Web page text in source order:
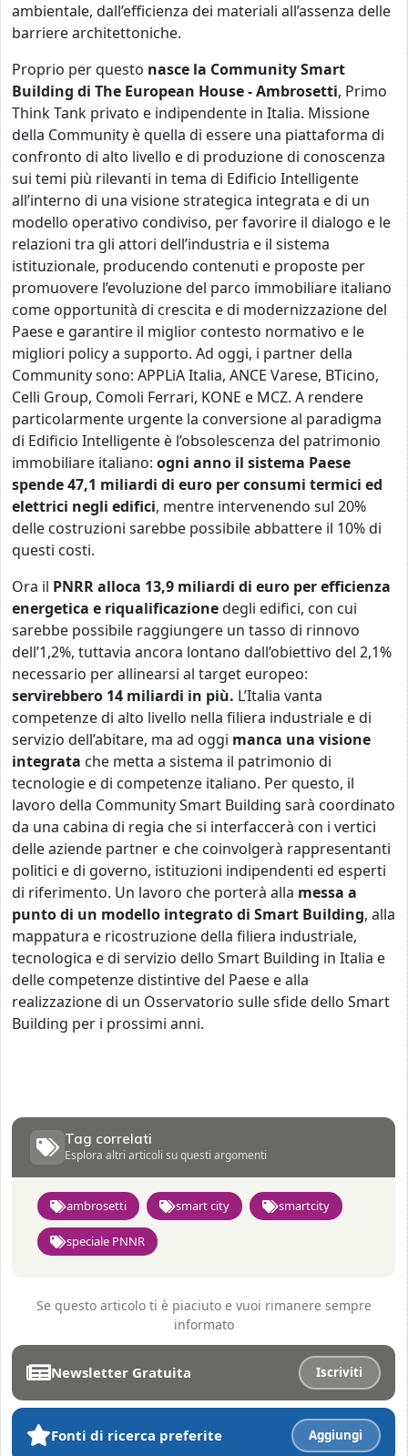
ambientale, dall’efficienza dei materiali all’assenza delle
barriere architettoniche.
Proprio per questo nasce la Community Smart
Building di The European House - Ambrosetti, Primo
Think Tank privato e indipendente in Italia. Missione
della Community è quella di essere una piattaforma di
confronto di alto livello e di produzione di conoscenza
sui temi più rilevanti in tema di Edificio Intelligente
all’interno di una visione strategica integrata e di un
modello operativo condiviso, per favorire il dialogo e le
relazioni tra gli attori dell’industria e il sistema
istituzionale, producendo contenuti e proposte per
promuovere l’evoluzione del parco immobiliare italiano
come opportunità di crescita e di modernizzazione del
Paese e garantire il miglior contesto normativo e le
migliori policy a supporto. Ad oggi, i partner della
Community sono: APPLiA Italia, ANCE Varese, BTicino,
Celli Group, Comoli Ferrari, KONE e MCZ. A rendere
particolarmente urgente la conversione al paradigma
di Edificio Intelligente è l’obsolescenza del patrimonio
immobiliare italiano: ogni anno il sistema Paese
spende 47,1 miliardi di euro per consumi termici ed
elettrici negli edifici, mentre intervenendo sul 20%
delle costruzioni sarebbe possibile abbattere il 10% di
questi costi.
Ora il PNRR alloca 13,9 miliardi di euro per efficienza
energetica e riqualificazionedegli edifici, con cui
sarebbe possibile raggiungere un tasso di rinnovo
dell’1,2%, tuttavia ancora lontano dall’obiettivo del 2,1%
necessario per allinearsi al target europeo:
servirebbero 14 miliardi in più. L’Italia vanta
competenze di alto livello nella filiera industriale e di
servizio dell’abitare, ma ad oggi manca una visione
integrata che metta a sistema il patrimonio di
tecnologie e di competenze italiano. Per questo, il
lavoro della Community Smart Building sarà coordinato
da una cabina di regia che si interfaccerà con i vertici
delle aziende partner e che coinvolgerà rappresentanti
politici e di governo, istituzioni indipendenti ed esperti
di riferimento. Un lavoro che porterà alla messa a
punto di un modello integrato di Smart Building, alla
mappatura e ricostruzione della filiera industriale,
tecnologica e di servizio dello Smart Building in Italia e
delle competenze distintive del Paese e alla
realizzazione di un Osservatorio sulle sfide dello Smart
Building per i prossimi anni.
Tag correlati
Esplora altri articoli su questi argomenti
ambrosetti smart city smartcity
speciale PNNR
Se questo articolo ti è piaciuto e vuoi rimanere sempre
informato
Newsletter Gratuita Iscriviti
Fonti di ricerca preferite Aggiungi